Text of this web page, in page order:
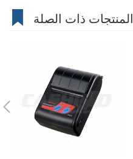
المنتجات ذات الصلة